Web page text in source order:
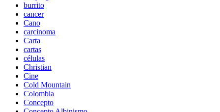
burrito
cancer
Cano
carcinoma
Carta
cartas
células
Christian
Cine
Cold Mountain
Colombia
Concepto